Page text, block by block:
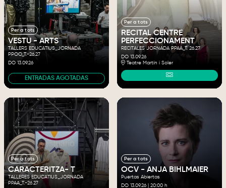
ENTRADAS AGOTADAS
Per a tots
VESTU - ARTS
TALLERS EDUCATIUS_JORNADA
PPOO_T.-26.27
DO 13.09.26
Per a tots
RECITAL CENTRE
PERFECCIONAMENT
RECITALES JORNADA PPAA_T. 26.27
DO 13.09.26
Teatre Martín i Soler
Per a tots
CARACTERITZA- T
TALLERES EDUCATIUS_JORNADA
PPAA_T.-26.27
Per a tots
OCV - ANJA BIHLMAIER
Puertas Abiertas
DO 13.09.26| 20:00 h